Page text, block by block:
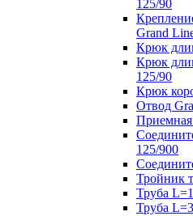
125/90
Grand
Крюк
Крюк
125/90
Крюк
Отвод
Приемная
125/900
Тройник
Труба
Труба